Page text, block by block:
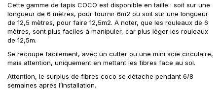
Cette gamme de tapis COCO est disponible en taille : soit sur une
longueur de 6 mètres, pour fournir 6m2 ou soit sur une longueur
de 12,5 mètres, pour faire 12,5m2. A noter, que les rouleaux de 6
mètres, sont plus faciles à manipuler, car plus léger les rouleaux
de 12,5m.
Se recoupe facilement, avec un cutter ou une mini scie circulaire,
mais attention, uniquement en mettant les fibres face au sol.
Attention, le surplus de fibres coco se détache pendant 6/8
semaines après l’installation.